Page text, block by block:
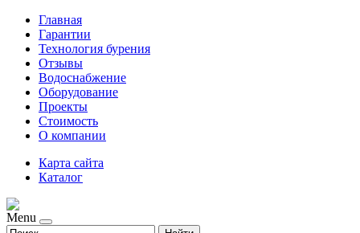
Главная
Гарантии
Технология бурения
Отзывы
Водоснабжение
Оборудование
Проекты
Стоимость
О компании
Карта сайта
Каталог
Menu